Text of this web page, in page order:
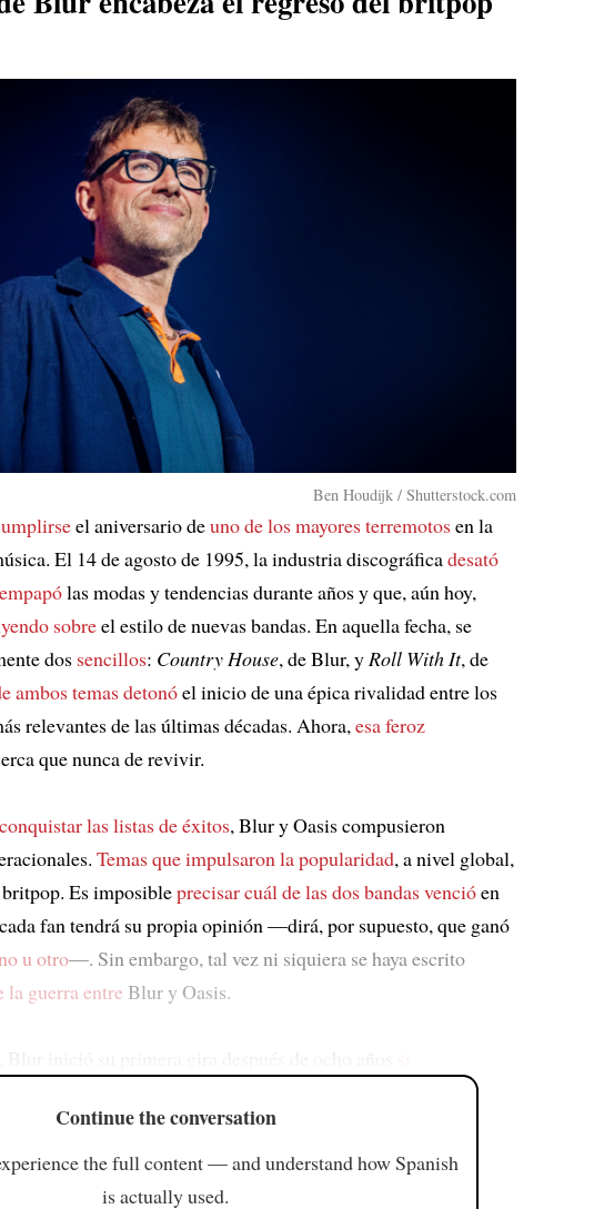
Ben Houdijk / Shutterstock.com
el aniversario deuno de los mayores terremotosen la
El 14 de agosto de 1995, la industria discográficadesató
las modas y tendencias durante años y que, aún hoy,
sobreel estilo de nuevas bandas. En aquella fecha, se
dos sencillos: Country House, de Blur, y Roll With It, de
ambos temas detonóel inicio de una épica rivalidad entre los
relevantes de las últimas décadas. Ahora, esa feroz
que nunca de revivir.
las listas de éxitos, Blur y Oasis compusieron
Temas que impulsaron la popularidad, a nivel global,
Es imposibleprecisar cuál de las dos bandas vencióen
fan tendrá su propia opinión —dirá, por supuesto, que ganó
u otro—. Sin embargo, tal vez ni siquiera se haya escrito
guerra entre Blur y Oasis.
Continue the conversation
the full content — and understand how Spanish
is actually used.